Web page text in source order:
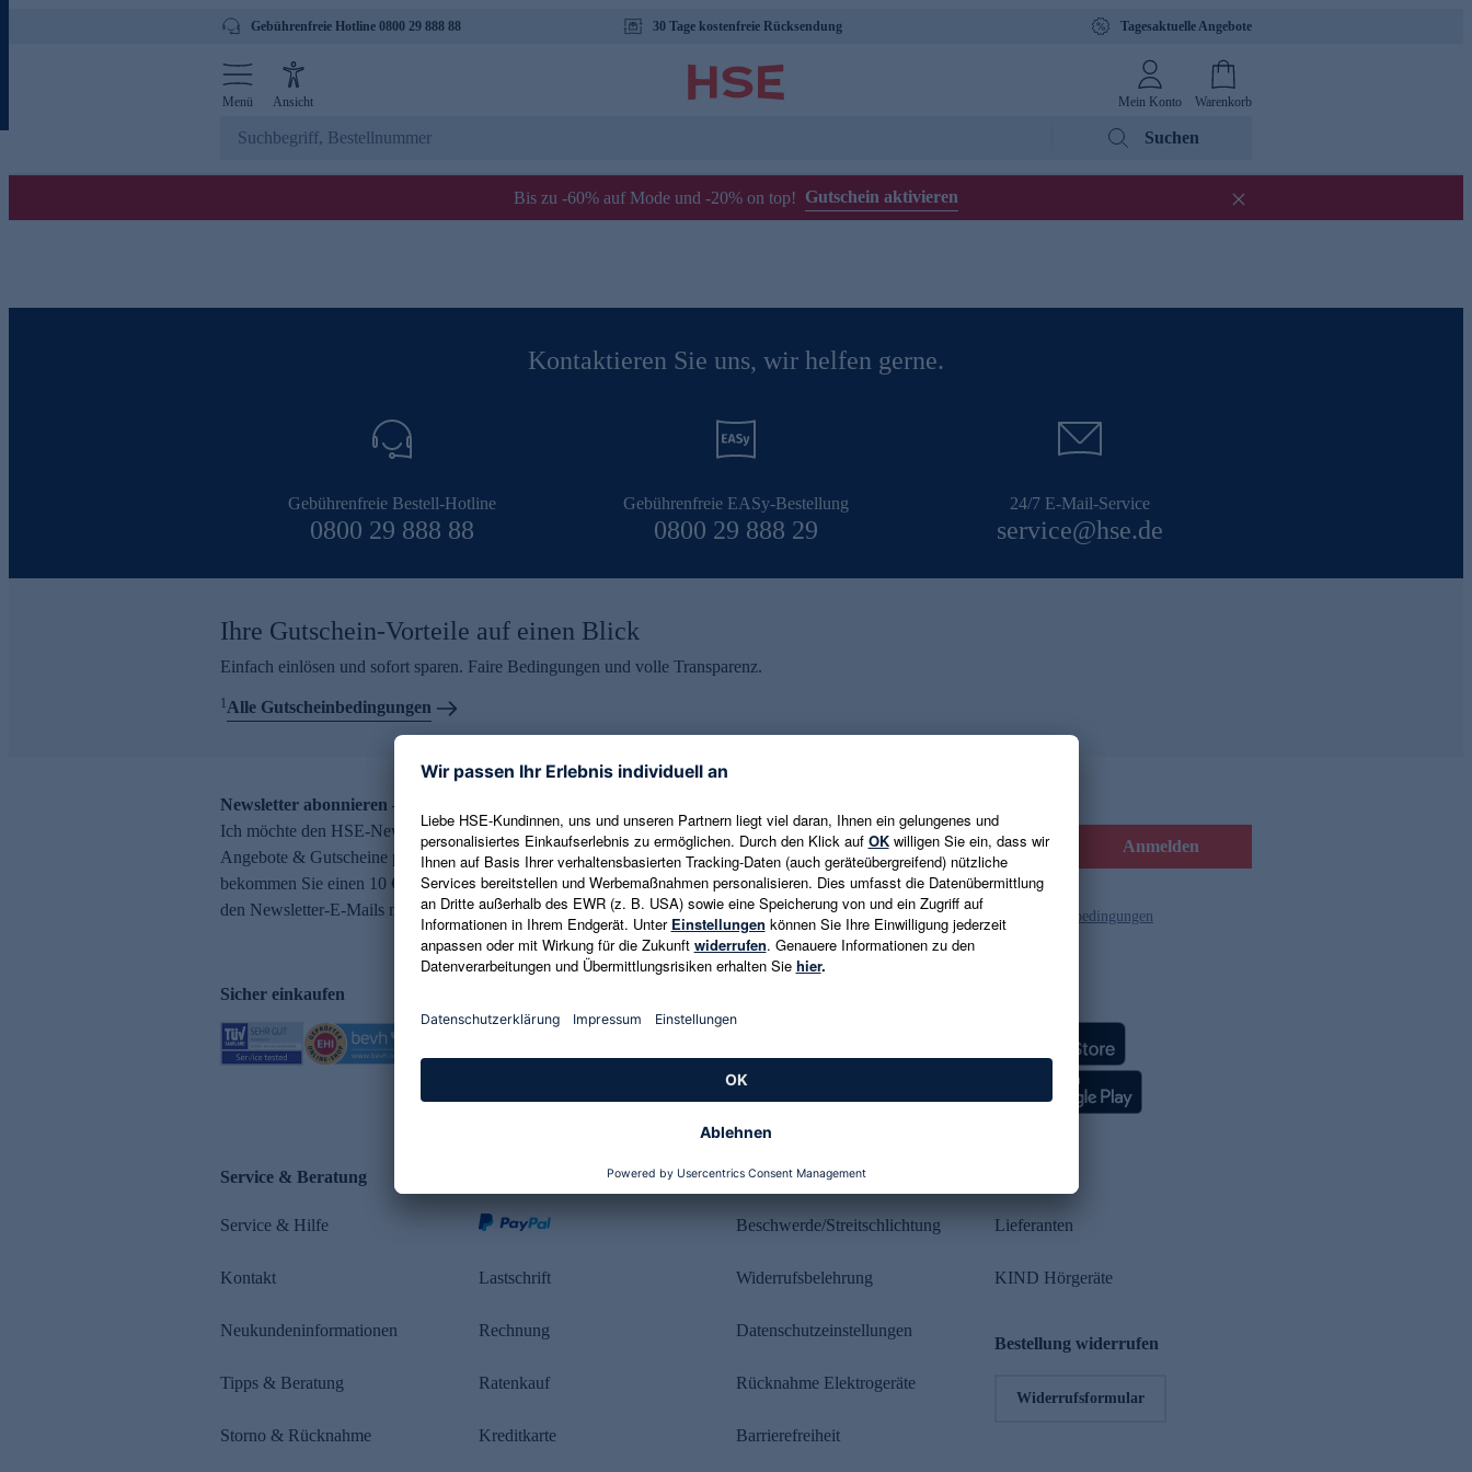
Gebührenfreie Hotline 0800 29 888 88 30 Tage kostenfreie Rücksendung Tagesaktuelle Angebote
Menü Ansicht Mein Konto Warenkorb
Suchen
Bis zu -60% auf Mode und -20% on top! Gutschein aktivieren
Kontaktieren Sie uns, wir helfen gerne.
Gebührenfreie Bestell-Hotline
0800 29 888 88
Gebührenfreie EASy-Bestellung
0800 29 888 29
24/7 E-Mail-Service
service@hse.de
Ihre Gutschein-Vorteile auf einen Blick
Einfach einlösen und sofort sparen. Faire Bedingungen und volle Transparenz.
1Alle Gutscheinbedingungen
Newsletter abonnieren – 10 € Gutschein erhalten
Ich möchte den HSE-Newsletter abonnieren und aktuelle Trends,
Angebote & Gutscheine per E-Mail erhalten. Als Dankeschön
bekommen Sie einen 10 € Gutschein. Eine Abmeldung ist jederzeit in
den Newsletter-E-Mails möglich.
E-Mail-Adresse eingeben Anmelden
Es gelten die Datenschutzrichtlinien und die Gutscheinbedingungen
Sicher einkaufen
Service & Beratung
Service & Hilfe
Kontakt
Neukundeninformationen
Tipps & Beratung
Storno & Rücknahme
Lastschrift
Rechnung
Ratenkauf
Kreditkarte
Rechtliches
Beschwerde/Streitschlichtung
Widerrufsbelehrung
Datenschutzeinstellungen
Rücknahme Elektrogeräte
Barrierefreiheit
Lieferanten
KIND Hörgeräte
Bestellung widerrufen
Widerrufsformular